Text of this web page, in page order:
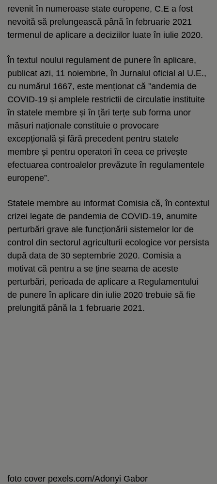
revenit în numeroase state europene, C.E a fost
nevoită să prelungească până în februarie 2021
termenul de aplicare a deciziilor luate în iulie 2020.
În textul noului regulament de punere în aplicare,
publicat azi, 11 noiembrie, în Jurnalul oficial al U.E.,
cu numărul 1667, este menționat că ”andemia de
COVID-19 și amplele restricții de circulație instituite
în statele membre și în țări terțe sub forma unor
măsuri naționale constituie o provocare
excepțională și fără precedent pentru statele
membre și pentru operatori în ceea ce privește
efectuarea controalelor prevăzute în regulamentele
europene”.
Statele membre au informat Comisia că, în contextul
crizei legate de pandemia de COVID-19, anumite
perturbări grave ale funcționării sistemelor lor de
control din sectorul agriculturii ecologice vor persista
după data de 30 septembrie 2020. Comisia a
motivat că pentru a se ține seama de aceste
perturbări, perioada de aplicare a Regulamentului
de punere în aplicare din iulie 2020 trebuie să fie
prelungită până la 1 februarie 2021.
foto cover pexels.com/Adonyi Gabor